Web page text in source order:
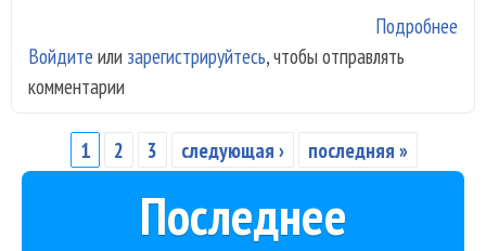
Подробнее
Войдите или зарегистрируйтесь, чтобы отправлять
комментарии
Страницы
1 2 3 следующая › последняя »
Последнее